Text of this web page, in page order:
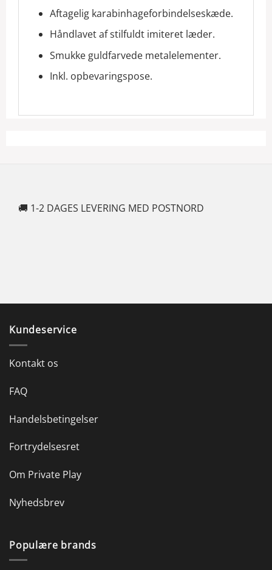
Aftagelig karabinhageforbindelseskæde.
Håndlavet af stilfuldt imiteret læder.
Smukke guldfarvede metalelementer.
Inkl. opbevaringspose.
🚚 1-2 DAGES LEVERING MED POSTNORD
Kundeservice
Kontakt os
FAQ
Handelsbetingelser
Fortrydelsesret
Om Private Play
Nyhedsbrev
Populære brands